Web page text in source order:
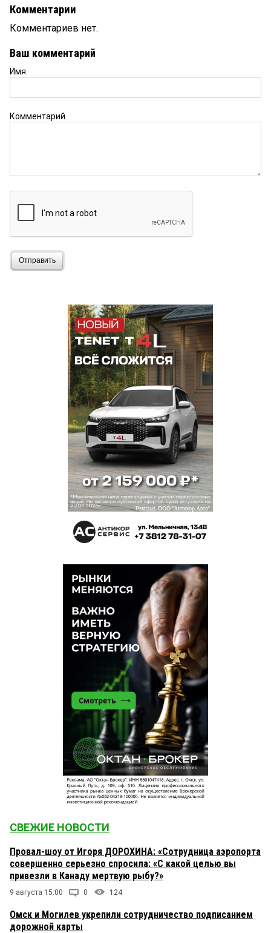
Комментарии
Комментариев нет.
Ваш комментарий
Имя
Комментарий
Отправить
СВЕЖИЕ НОВОСТИ
Провал-шоу от Игоря ДОРОХИНА: «Сотрудница аэропорта
совершенно серьезно спросила: «С какой целью вы
привезли в Канаду мертвую рыбу?»
9 августа 15:00 0 124
Омск и Могилев укрепили сотрудничество подписанием
дорожной карты